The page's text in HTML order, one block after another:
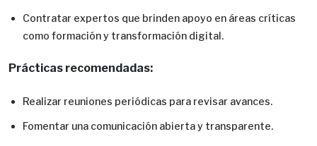
Contratar expertos que brinden apoyo en áreas críticas
como formación y transformación digital.
Prácticas recomendadas:
Realizar reuniones periódicas para revisar avances.
Fomentar una comunicación abierta y transparente.